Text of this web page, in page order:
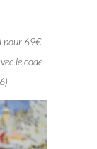
pour 69€
le code